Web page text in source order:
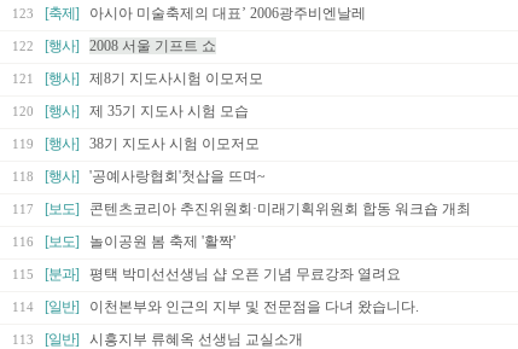
123 [축제] 아시아 미술축제의 대표’ 2006광주비엔날레
122 [행사] 2008 서울 기프트 쇼
121 [행사] 제8기 지도사시험 이모저모
120 [행사] 제 35기 지도사 시험 모습
119 [행사] 38기 지도사 시험 이모저모
118 [행사] '공예사랑협회'첫삽을 뜨며~
117 [보도] 콘텐츠코리아 추진위원회·미래기획위원회 합동 워크숍 개최
116 [보도] 놀이공원 봄 축제 '활짝'
115 [분과] 평택 박미선선생님 샵 오픈 기념 무료강좌 열려요
114 [일반] 이천본부와 인근의 지부 및 전문점을 다녀 왔습니다.
113 [일반] 시흥지부 류혜옥 선생님 교실소개